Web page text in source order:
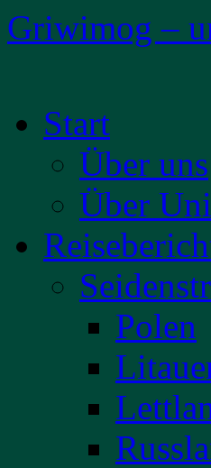
Griwimog –
Inhalt
springenStart
Über uns
Über
Polen